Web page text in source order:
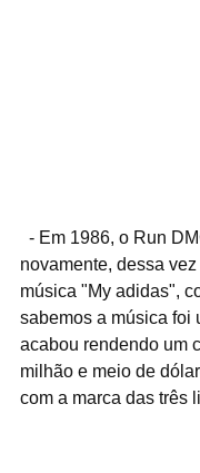
novamente, dessa
música "My adidas",
sabemos a música foi
acabou rendendo um
milhão e meio de
com a marca das três